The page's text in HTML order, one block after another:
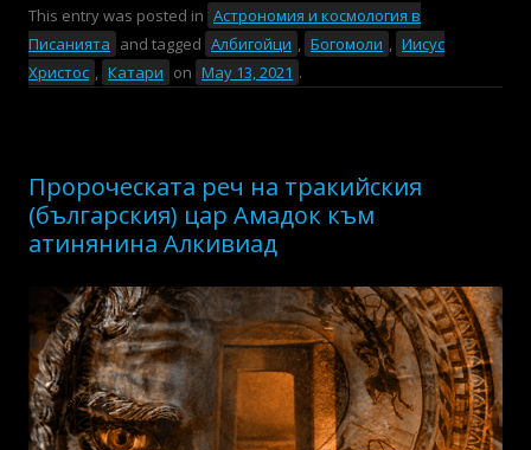
This entry was posted in Астрономия и космология в
Писанията and tagged Албигойци , Богомоли , Иисус
Христос , Катари on May 13, 2021 .
Пророческата реч на тракийския
(българския) цар Амадок към
атинянина Алкивиад